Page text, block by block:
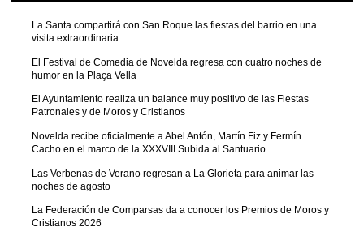
La Santa compartirá con San Roque las fiestas del barrio en una
visita extraordinaria
El Festival de Comedia de Novelda regresa con cuatro noches de
humor en la Plaça Vella
El Ayuntamiento realiza un balance muy positivo de las Fiestas
Patronales y de Moros y Cristianos
Novelda recibe oficialmente a Abel Antón, Martín Fiz y Fermín
Cacho en el marco de la XXXVIII Subida al Santuario
Las Verbenas de Verano regresan a La Glorieta para animar las
noches de agosto
La Federación de Comparsas da a conocer los Premios de Moros y
Cristianos 2026